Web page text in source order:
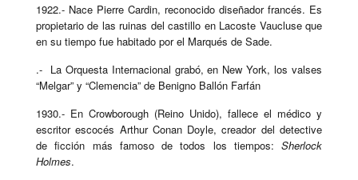
1922.- Nace Pierre Cardin, reconocido diseñador francés. Es
propietario de las ruinas del castillo en Lacoste Vaucluse que
en su tiempo fue habitado por el Marqués de Sade.
.- La Orquesta Internacional grabó, en New York, los valses
“Melgar” y “Clemencia” de Benigno Ballón Farfán
1930.- En Crowborough (Reino Unido), fallece el médico y
escritor escocés Arthur Conan Doyle, creador del detective
de ficción más famoso de todos los tiempos: Sherlock
Holmes.